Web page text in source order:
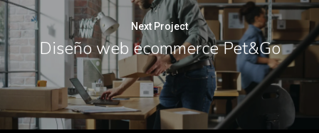
Next Project
Diseño web ecommerce Pet&Go